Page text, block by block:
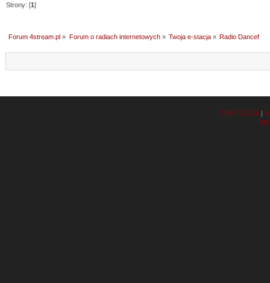
Strony: [1]
Forum 4stream.pl » Forum o radiach internetowych» Twoja e-stacja» Radio Dancef
SMF 2.0.19 |